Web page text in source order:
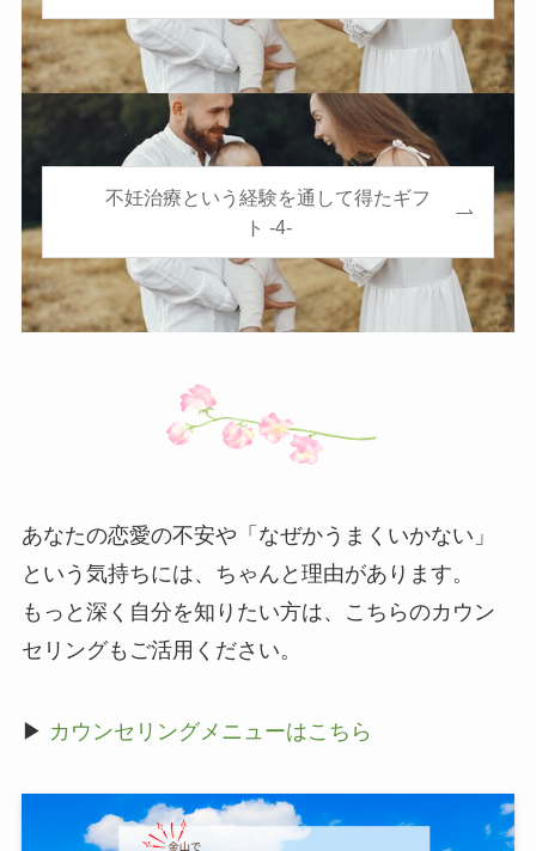
不妊治療という経験を通して得たギフ
ト -4-
あなたの恋愛の不安や「なぜかうまくいかない」
という気持ちには、ちゃんと理由があります。
もっと深く自分を知りたい方は、こちらのカウン
セリングもご活用ください。
▶ カウンセリングメニューはこちら